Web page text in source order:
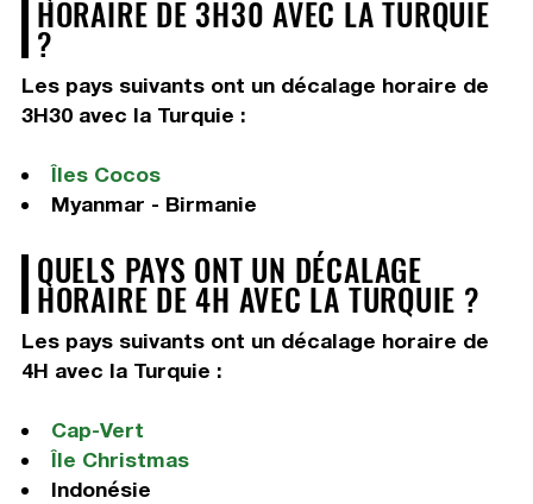
HORAIRE DE 3H30 AVEC LA TURQUIE
?
Les pays suivants ont un décalage horaire de
3H30 avec la Turquie :
Îles Cocos
Myanmar - Birmanie
QUELS PAYS ONT UN DÉCALAGE
HORAIRE DE 4H AVEC LA TURQUIE ?
Les pays suivants ont un décalage horaire de
4H avec la Turquie :
Cap-Vert
Île Christmas
Indonésie